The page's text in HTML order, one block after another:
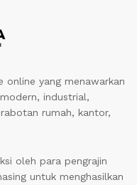
online yang menawarkan
industrial,
rumah, kantor,
oleh para pengrajin
untuk menghasilkan